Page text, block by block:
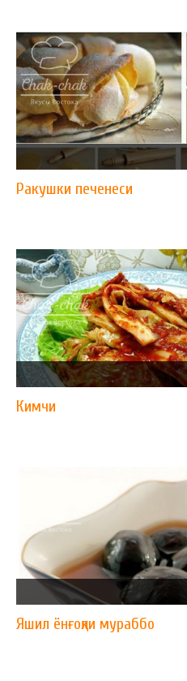
Ракушки печенеси
Кимчи
Яшил ёнғоқли мураббо